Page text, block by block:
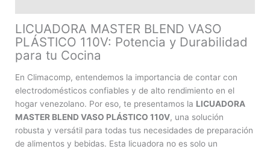
LICUADORA MASTER BLEND VASO
PLÁSTICO 110V: Potencia y Durabilidad
para tu Cocina
En Climacomp, entendemos la importancia de contar con
electrodomésticos confiables y de alto rendimiento en el
hogar venezolano. Por eso, te presentamos la LICUADORA
MASTER BLEND VASO PLÁSTICO 110V, una solución
robusta y versátil para todas tus necesidades de preparación
de alimentos y bebidas. Esta licuadora no es solo un